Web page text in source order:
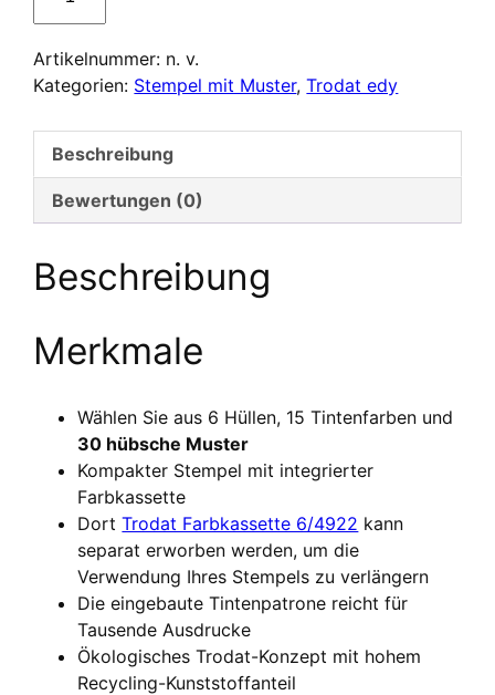
motif
Menge
Artikelnummer: n. v.
Kategorien: Stempel mit Muster,Trodat edy
Beschreibung
Bewertungen (0)
Beschreibung
Merkmale
Wählen Sie aus 6 Hüllen, 15 Tintenfarben und
30 hübsche Muster
Kompakter Stempel mit integrierter
Farbkassette
DortTrodat Farbkassette 6/4922 kann
separat erworben werden, um die
Verwendung Ihres Stempels zu verlängern
Die eingebaute Tintenpatrone reicht für
Tausende Ausdrucke
Ökologisches Trodat-Konzept mit hohem
Recycling-Kunststoffanteil